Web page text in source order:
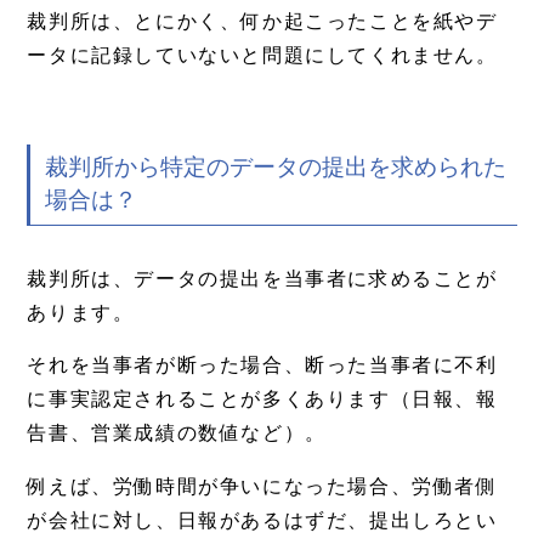
裁判所は、とにかく、何か起こったことを紙やデ
ータに記録していないと問題にしてくれません。
裁判所から特定のデータの提出を求められた
場合は？
裁判所は、データの提出を当事者に求めることが
あります。
それを当事者が断った場合、断った当事者に不利
に事実認定されることが多くあります（日報、報
告書、営業成績の数値など）。
例えば、労働時間が争いになった場合、労働者側
が会社に対し、日報があるはずだ、提出しろとい